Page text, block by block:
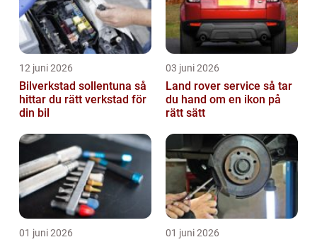
12 juni 2026
Bilverkstad sollentuna så
hittar du rätt verkstad för
din bil
03 juni 2026
Land rover service så tar
du hand om en ikon på
rätt sätt
01 juni 2026 01 juni 2026